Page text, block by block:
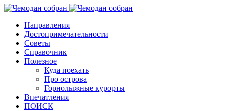
Направления
Достопримечательности
Советы
Справочник
Полезное
Куда поехать
Про острова
Горнолыжные курорты
Впечатления
ПОИСК